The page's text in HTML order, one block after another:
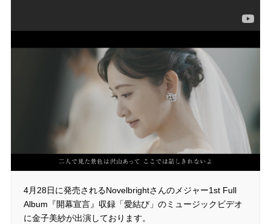
4月28日に発売される Novelbrightさんのメジャー1st Full
Album 『開幕宣言』収録 「愛結び」 の ミュージックビデオ
に金子美紗が出演しております。